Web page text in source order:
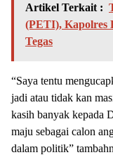
Artikel Terkait :
(PETI), Kapolres
Tegas
“Saya tentu
jadi atau tidak kan
kasih banyak kepada
maju sebagai calon
dalam politik”